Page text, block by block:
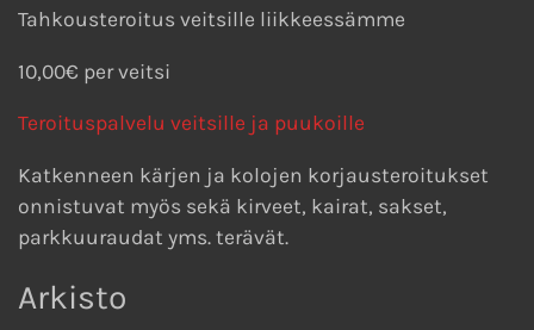
Tahkousteroitus veitsille liikkeessämme
10,00€ per veitsi
Teroituspalvelu veitsille ja puukoille
Katkenneen kärjen ja kolojen korjausteroitukset
onnistuvat myös sekä kirveet, kairat, sakset,
parkkuuraudat yms. terävät.
Arkisto